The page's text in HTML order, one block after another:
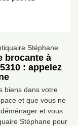
brocante à
: appelez
biens dans votre
et que vous ne
et vous
Stéphane pour